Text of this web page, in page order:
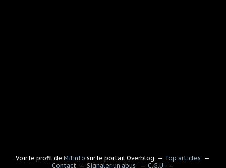
Voir le profil deMilinfo sur le portail Overblog
Top articles
Contact
Signaler un abus
C.G.U.